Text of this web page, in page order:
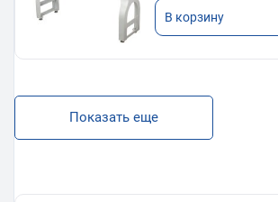
В корзину
Показать еще